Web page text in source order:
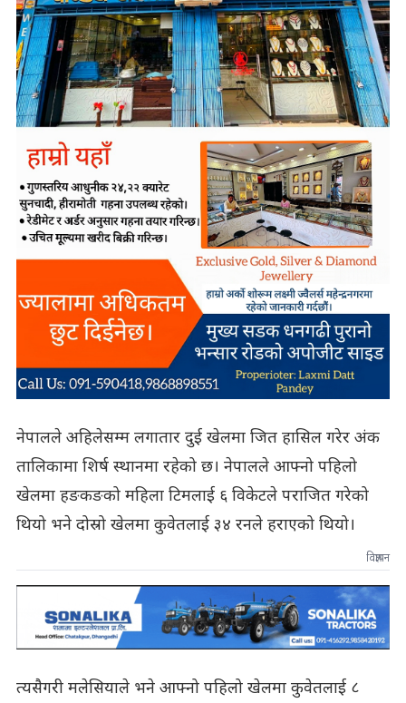
नेपालले अहिलेसम्म लगातार दुई खेलमा जित हासिल गरेर अंक
तालिकामा शिर्ष स्थानमा रहेको छ। नेपालले आफ्नो पहिलो
खेलमा हङकङको महिला टिमलाई ६ विकेटले पराजित गरेको
थियो भने दोस्रो खेलमा कुवेतलाई ३४ रनले हराएको थियो।​
विज्ञापन
त्यसैगरी मलेसियाले भने आफ्नो पहिलो खेलमा कुवेतलाई ८